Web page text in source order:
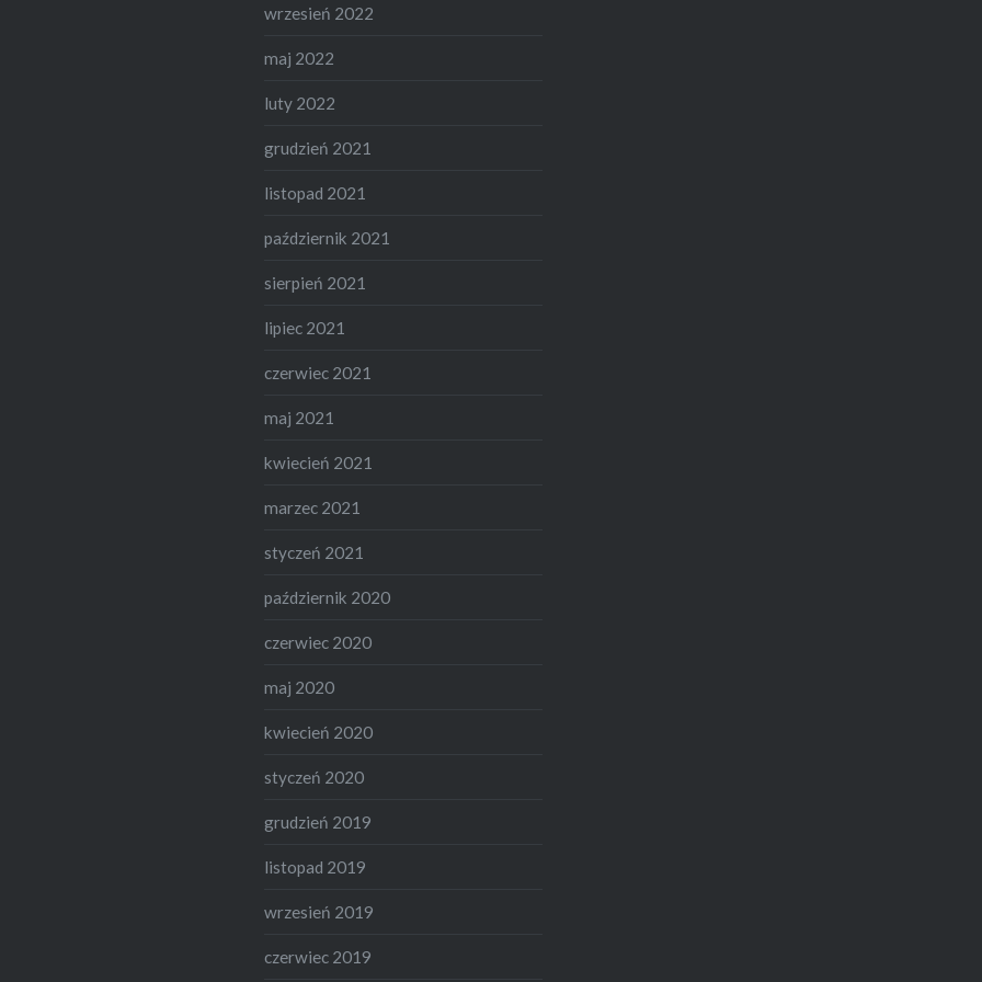
wrzesień 2022
maj 2022
luty 2022
grudzień 2021
listopad 2021
październik 2021
sierpień 2021
lipiec 2021
czerwiec 2021
maj 2021
kwiecień 2021
marzec 2021
styczeń 2021
październik 2020
czerwiec 2020
maj 2020
kwiecień 2020
styczeń 2020
grudzień 2019
listopad 2019
wrzesień 2019
czerwiec 2019